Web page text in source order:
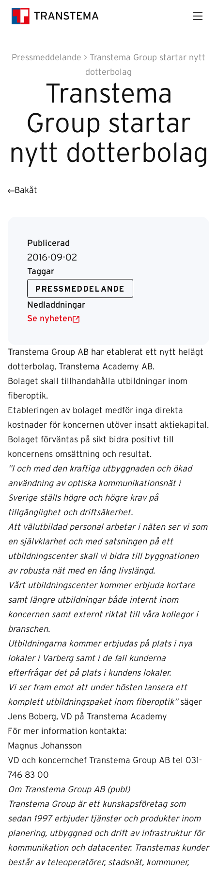
Pressmeddelande > Transtema Group startar nytt
dotterbolag
Transtema
Group startar
nytt dotterbolag
Bakåt
Publicerad
2016-09-02
Taggar
PRESSMEDDELANDE
Nedladdningar
Se nyheten
Transtema Group AB har etablerat ett nytt helägt
dotterbolag, Transtema Academy AB.
Bolaget skall tillhandahålla utbildningar inom
fiberoptik.
Etableringen av bolaget medför inga direkta
kostnader för koncernen utöver insatt aktiekapital.
Bolaget förväntas på sikt bidra positivt till
koncernens omsättning och resultat.
”I och med den kraftiga utbyggnaden och ökad
användning av optiska kommunikationsnät i
Sverige ställs högre och högre krav på
tillgänglighet och driftsäkerhet.
Att välutbildad personal arbetar i näten ser vi som
en självklarhet och med satsningen på ett
utbildningscenter skall vi bidra till byggnationen
av robusta nät med en lång livslängd.
Vårt utbildningscenter kommer erbjuda kortare
samt längre utbildningar både internt inom
koncernen samt externt riktat till våra kollegor i
branschen.
Utbildningarna kommer erbjudas på plats i nya
lokaler i Varberg samt i de fall kunderna
efterfrågar det på plats i kundens lokaler.
Vi ser fram emot att under hösten lansera ett
komplett utbildningspaket inom fiberoptik” säger
Jens Boberg, VD på Transtema Academy
För mer information kontakta:
Magnus Johansson
VD och koncernchef Transtema Group AB tel 031-
746 83 00
Om Transtema Group AB (publ)
Transtema Group är ett kunskapsföretag som
sedan 1997 erbjuder tjänster och produkter inom
planering, utbyggnad och drift av infrastruktur för
kommunikation och datacenter. Transtemas kunder
består av teleoperatörer, stadsnät, kommuner,